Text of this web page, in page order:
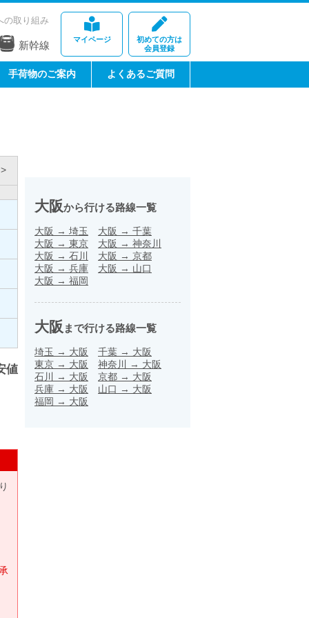
マイページ
初めての方は
会員登録
の取り組み
新幹線
手荷物のご案内 よくあるご質問
値
大阪から行ける路線一覧
大阪 → 埼玉 大阪 → 千葉
大阪 → 東京 大阪 → 神奈川
大阪 → 石川 大阪 → 京都
大阪 → 兵庫 大阪 → 山口
大阪 → 福岡
大阪 まで行ける路線一覧
埼玉 → 大阪 千葉 → 大阪
東京 → 大阪 神奈川 → 大阪
石川
→ 大阪 京都 → 大阪
兵庫 → 大阪 山口 → 大阪
福岡 → 大阪